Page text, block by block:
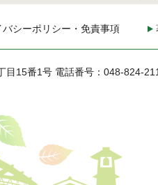
バシーポリシー・免責事項
目15番1号 電話番号：048-824-